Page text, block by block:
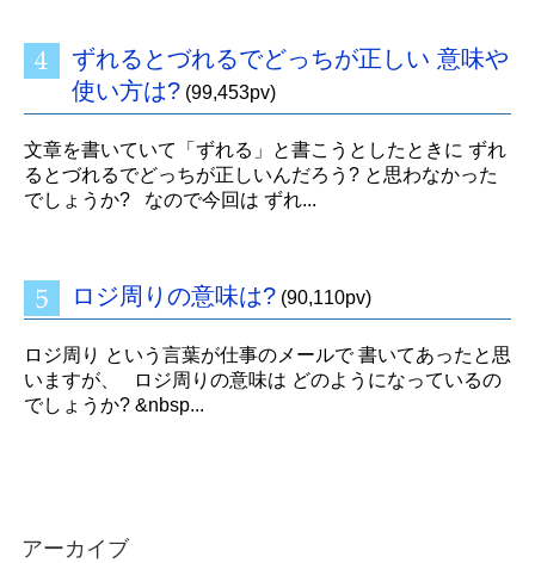
ずれるとづれるでどっちが正しい 意味や
使い方は? (99,453pv)
文章を書いていて「ずれる」と書こうとしたときに ずれ
るとづれるでどっちが正しいんだろう? と思わなかった
でしょうか? なので今回は ずれ...
ロジ周りの意味は? (90,110pv)
ロジ周り という言葉が仕事のメールで 書いてあったと思
いますが、 ロジ周りの意味は どのようになっているの
でしょうか? &nbsp...
アーカイブ